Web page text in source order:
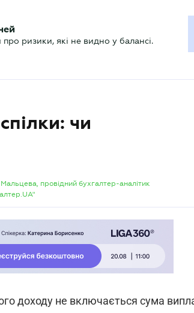
ризики, які не видно у балансі.
чи
провідний бухгалтер-аналітик
доходу не включається сума